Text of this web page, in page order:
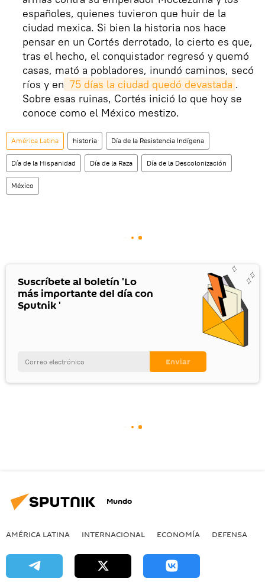
españoles, quienes tuvieron que huir de la
ciudad mexica. Si bien la historia nos hace
pensar en un Cortés derrotado, lo cierto es que,
tras el hecho, el conquistador regresó y quemó
casas, mató a pobladores, inundó caminos, secó
ríos y en 75 días la ciudad quedó devastada .
Sobre esas ruinas, Cortés inició lo que hoy se
conoce como el México mestizo.
América Latina historia Día de la Resistencia Indígena
Día de la Hispanidad Día de la Raza Día de la Descolonización
México
Suscríbete al boletín 'Lo
más importante del día con
Sputnik '
Mundo
AMÉRICA LATINA INTERNACIONAL ECONOMÍA DEFENSA